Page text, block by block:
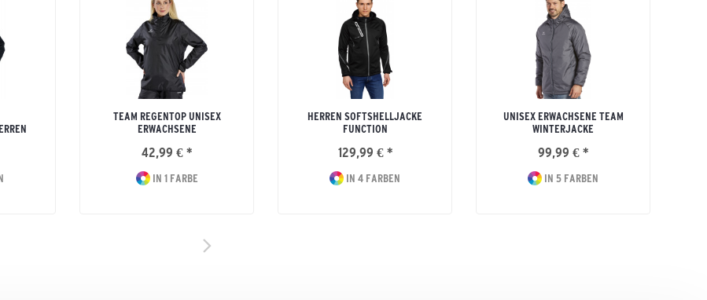
TEAM REGENTOP UNISEX
ERWACHSENE
42,99 € *
IN 1 FARBE
HERREN SOFTSHELLJACKE
FUNCTION
129,99 € *
IN 4 FARBEN
UNISEX ERWACHSENE TEAM
WINTERJACKE
99,99 € *
IN 5 FARBEN